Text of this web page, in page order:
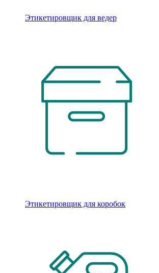
Этикетировщик для ведер
Этикетировщик для коробок